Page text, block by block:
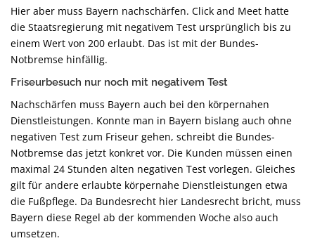
Hier aber muss Bayern nachschärfen. Click and Meet hatte
die Staatsregierung mit negativem Test ursprünglich bis zu
einem Wert von 200 erlaubt. Das ist mit der Bundes-
Notbremse hinfällig.
Friseurbesuch nur noch mit negativem Test
Nachschärfen muss Bayern auch bei den körpernahen
Dienstleistungen. Konnte man in Bayern bislang auch ohne
negativen Test zum Friseur gehen, schreibt die Bundes-
Notbremse das jetzt konkret vor. Die Kunden müssen einen
maximal 24 Stunden alten negativen Test vorlegen. Gleiches
gilt für andere erlaubte körpernahe Dienstleistungen etwa
die Fußpflege. Da Bundesrecht hier Landesrecht bricht, muss
Bayern diese Regel ab der kommenden Woche also auch
umsetzen.